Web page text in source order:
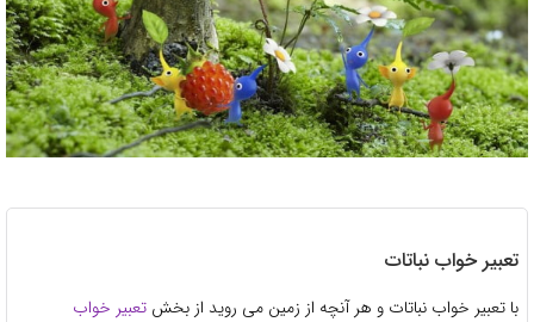
تعبیر خواب نباتات
با تعبیر خواب نباتات و هر آنچه از زمین می روید از بخش تعبیر خواب